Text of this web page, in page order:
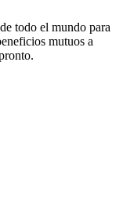
todo el mundo para
mutuos a